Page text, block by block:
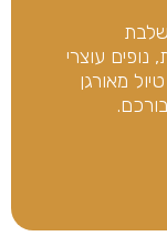
נופים עוצרי
מאורגן